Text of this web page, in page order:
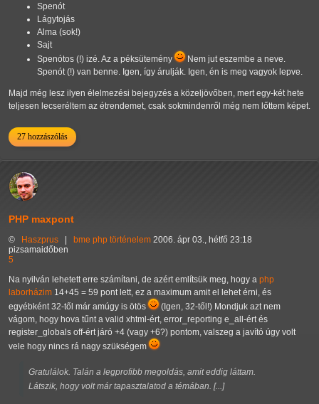
Spenót
Lágytojás
Alma (sok!)
Sajt
Spenótos (!) izé. Az a péksütemény
Nem jut eszembe a neve.
Spenót (!) van benne. Igen, így árulják. Igen, én is meg vagyok lepve.
Majd még lesz ilyen élelmezési bejegyzés a közeljövőben, mert egy-két hete
teljesen lecseréltem az étrendemet, csak sokmindenről még nem lőttem képet.
27 hozzászólás
PHP maxpont
© Haszprus bme php történelem 2006. ápr 03., hétfő 23:18
pizsamaidőben
5
Na nyilván lehetett erre számítani, de azért említsük meg, hogy a php
laborházim 14+45 = 59 pont lett, ez a maximum amit el lehet érni, és
egyébként 32-től már amúgy is ötös
(Igen, 32-től!) Mondjuk azt nem
vágom, hogy hova tűnt a valid xhtml-ért, error_reporting e_all-ért és
register_globals off-ért járó +4 (vagy +6?) pontom, valszeg a javító úgy volt
vele hogy nincs rá nagy szükségem
Gratulálok. Talán a legprofibb megoldás, amit eddig láttam.
Látszik, hogy volt már tapasztalatod a témában. [...]